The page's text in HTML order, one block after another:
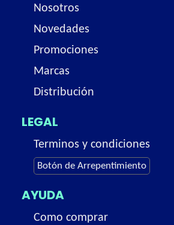
Nosotros
Novedades
Promociones
Marcas
Distribución
LEGAL
Terminos y condiciones
Botón de Arrepentimiento
AYUDA
Como comprar